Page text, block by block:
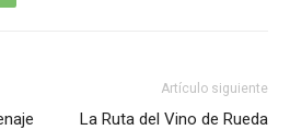
Artículo siguiente
La Ruta del Vino de Rueda